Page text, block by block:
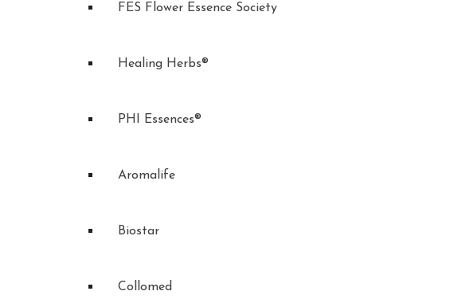
FES Flower Essence Society
Healing Herbs®
PHI Essences®
Aromalife
Biostar
Collomed